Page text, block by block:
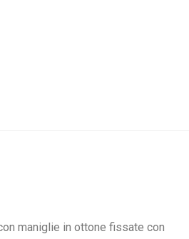
maniglie in ottone fissate con